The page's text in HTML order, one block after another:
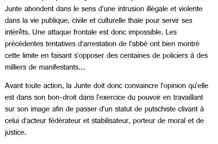
Junte abondent dans le sens d’une intrusion illégale et violente
dans la vie publique, civile et culturelle thaïe pour servir ses
intérêts. Une attaque frontale est donc impossible. Les
précédentes tentatives d’arrestation de l’abbé ont bien montré
cette limite en faisant s’opposer des centaines de policiers à des
milliers de manifestants…
Avant toute action, la Junte doit donc convaincre l’opinion qu’elle
est dans son bon-droit dans l’exercice du pouvoir en travaillant
sur son image afin de passer d’un statut de putschiste clivant à
celui d’acteur fédérateur et stabilisateur, porteur de moral et de
justice.